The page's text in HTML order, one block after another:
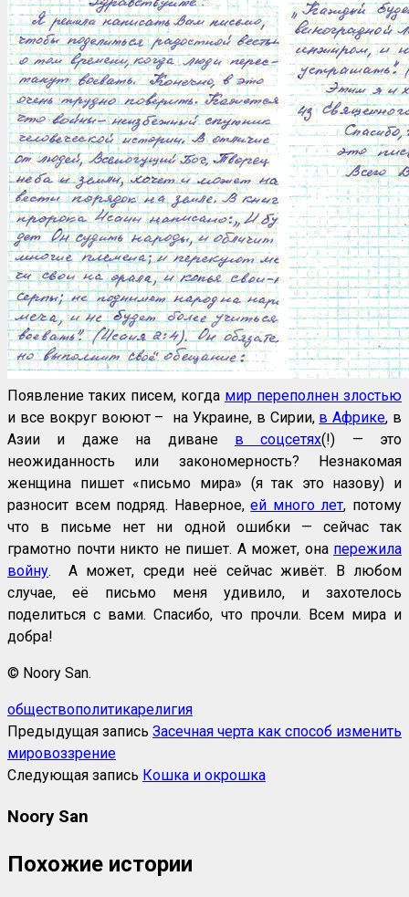
Появление таких писем, когда мир переполнен злостью
и все вокруг воюют – на Украине, в Сирии, в Африке, в
Азии и даже на диване в соцсетях(!) — это
неожиданность или закономерность? Незнакомая
женщина пишет «письмо мира» (я так это назову) и
разносит всем подряд. Наверное,ей много лет, потому
что в письме нет ни одной ошибки — сейчас так
грамотно почти никто не пишет. А может, она пережила
войну. А может, среди неё сейчас живёт. В любом
случае, её письмо меня удивило, и захотелось
поделиться с вами. Спасибо, что прочли. Всем мира и
добра!
© Noory San.
обществополитикарелигия
Предыдущая запись Засечная черта как способ изменить
мировоззрение
Следующая запись Кошка и окрошка
Noory San
Похожие истории